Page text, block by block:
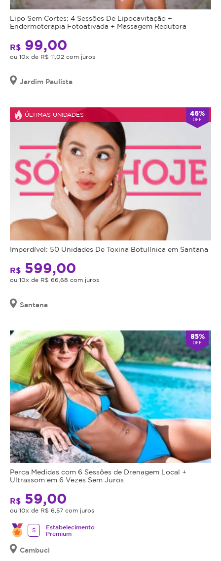
Lipo Sem Cortes: 4 Sessões De Lipocavitação +
Endermoterapia Fotoativada + Massagem Redutora
R$ 99,00
ou 10x de R$ 11,02 com juros
Jardim Paulista
ÚLTIMAS UNIDADES 46%
OFF
Imperdível: 50 Unidades De Toxina Botulínica em Santana
R$ 599,00
ou 10x de R$ 66,68 com juros
Santana
85%
OFF
Perca Medidas com 6 Sessões de Drenagem Local +
Ultrassom em 6 Vezes Sem Juros
R$ 59,00
ou 10x de R$ 6,57 com juros
5
Estabelecimento
Premium
Cambuci